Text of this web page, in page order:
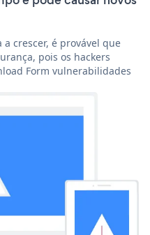
crescer, é provável que
pois os hackers
Form vulnerabilidades